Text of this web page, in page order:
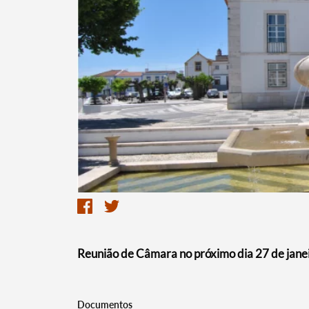
Termo de Pesquisa
Categorias gerais
Filtros
Reunião de Câmara no próximo dia 27 de
Documentos